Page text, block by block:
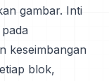
gambar. Inti
keseimbangan
blok,